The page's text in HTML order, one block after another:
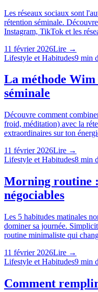
Les réseaux sociaux sont
rétention séminale.
Instagram, TikTok et les
11 février 2026Lire →
Lifestyle et Habitudes9 min
La méthode
séminale
Découvre comment
froid, méditation) avec la
extraordinaires sur ton
11 février 2026Lire →
Lifestyle et Habitudes8 min
Morning routine
négociables
Les 5 habitudes matinales
dominer sa journée.
routine minimaliste qui
11 février 2026Lire →
Lifestyle et Habitudes9 min
Comment